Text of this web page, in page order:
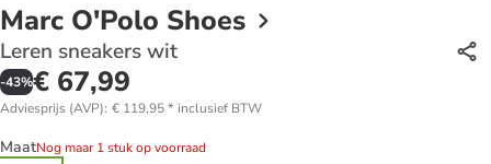
Marc O'Polo Shoes
Leren sneakers wit
-43%€ 67,99
Adviesprijs (AVP): € 119,95* inclusief BTW
MaatNog maar 1 stuk op voorraad